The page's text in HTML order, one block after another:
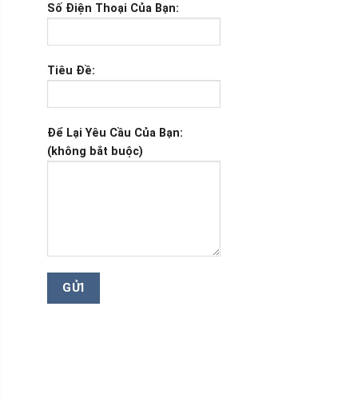
Số Điện Thoại Của Bạn:
Tiêu Đề:
Để Lại Yêu Cầu Của Bạn:
(không bắt buộc)